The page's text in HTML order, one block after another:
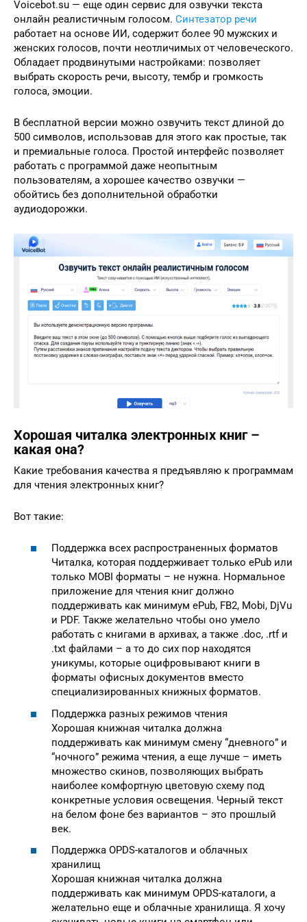
Voicebot.su — еще один сервис для озвучки текста
онлайн реалистичным голосом. Синтезатор речи
работает на основе ИИ, содержит более 90 мужских и
женских голосов, почти неотличимых от человеческого.
Обладает продвинутыми настройками: позволяет
выбрать скорость речи, высоту, тембр и громкость
голоса, эмоции.
В бесплатной версии можно озвучить текст длиной до
500 символов, использовав для этого как простые, так
и премиальные голоса. Простой интерфейс позволяет
работать с программой даже неопытным
пользователям, а хорошее качество озвучки —
обойтись без дополнительной обработки
аудиодорожки.
Хорошая читалка электронных книг –
какая она?
Какие требования качества я предъявляю к программам
для чтения электронных книг?
Вот такие:
Поддержка всех распространенных форматов
Читалка, которая поддерживает только ePub или
только MOBI форматы – не нужна. Нормальное
приложение для чтения книг должно
поддерживать как минимум ePub, FB2, Mobi, DjVu
и PDF. Также желательно чтобы оно умело
работать с книгами в архивах, а также .doc, .rtf и
.txt файлами – а то до сих пор находятся
уникумы, которые оцифровывают книги в
форматы офисных документов вместо
специализированных книжных форматов.
Поддержка разных режимов чтения
Хорошая книжная читалка должна
поддерживать как минимум смену “дневного” и
“ночного” режима чтения, а еще лучше – иметь
множество скинов, позволяющих выбрать
наиболее комфортную цветовую схему под
конкретные условия освещения. Черный текст
на белом фоне без вариантов – это прошлый
век.
Поддержка OPDS-каталогов и облачных
хранилищ
Хорошая книжная читалка должна
поддерживать как минимум OPDS-каталоги, а
желательно еще и облачные хранилища. Я хочу